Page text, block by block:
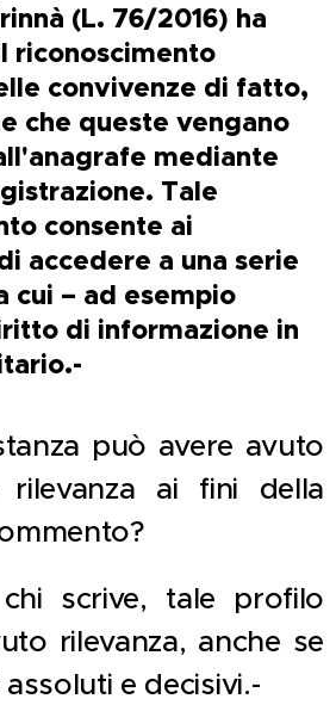
(L. 76/2016) ha
riconoscimento
convivenze di fatto,
che queste vengano
mediante
Tale
consente ai
accedere a una serie
– ad esempio
di informazione in
può avere avuto
rilevanza ai fini della
scrive, tale profilo
rilevanza, anche se
e decisivi.-